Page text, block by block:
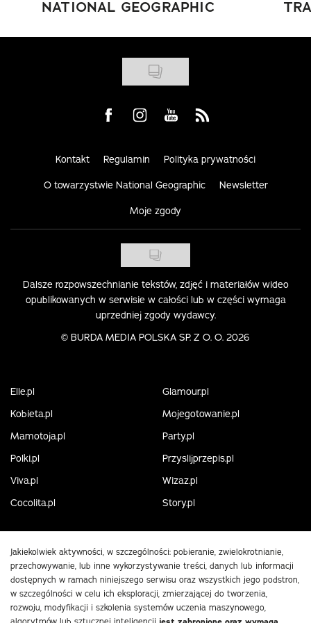
NATIONAL GEOGRAPHIC
Visit us on Facebook
Visit us on Instagram
Visit us on Youtube
Visit us on Rss
Kontakt Regulamin Polityka prywatności
O towarzystwie National Geographic Newsletter
Moje zgody
Dalsze rozpowszechnianie tekstów, zdjęć i materiałów wideo
opublikowanych w serwisie w całości lub w części wymaga
uprzedniej zgody wydawcy.
© BURDA MEDIA POLSKA SP. Z O. O. 2026
Elle.pl
Glamour.pl
Kobieta.pl
Mojegotowanie.pl
Mamotoja.pl
Party.pl
Polki.pl
Przyslijprzepis.pl
Viva.pl
Wizaz.pl
Cocolita.pl
Story.pl
Jakiekolwiek aktywności, w szczególności: pobieranie, zwielokrotnianie,
przechowywanie, lub inne wykorzystywanie treści, danych lub informacji
dostępnych w ramach niniejszego serwisu oraz wszystkich jego podstron,
w szczególności w celu ich eksploracji, zmierzającej do tworzenia,
rozwoju, modyfikacji i szkolenia systemów uczenia maszynowego,